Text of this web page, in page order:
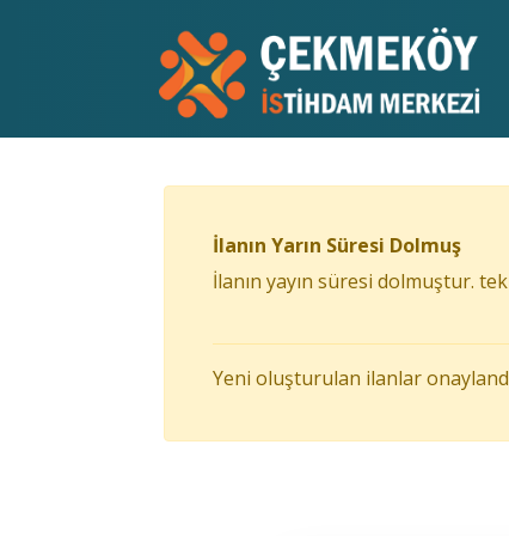
İlanın Yarın Süresi Dolmuş
İlanın yayın süresi dolmuştur.
Yeni oluşturulan ilanlar